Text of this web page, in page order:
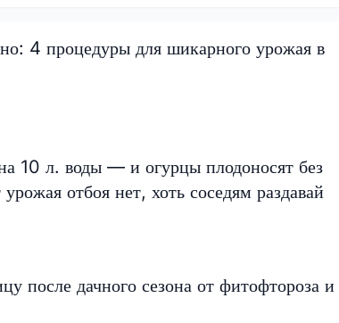
4 процедуры для шикарного урожая в
10 л. воды — и огурцы плодоносят без
отбоя нет, хоть соседям раздавай
после дачного сезона от фитофтороза и